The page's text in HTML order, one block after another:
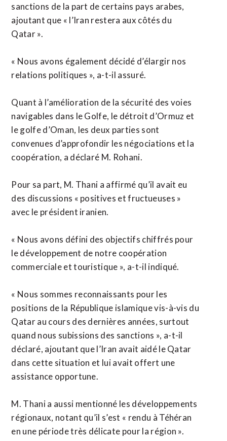
sanctions de la part de certains pays arabes,
ajoutant que « l’Iran restera aux côtés du
Qatar ».
« Nous avons également décidé d’élargir nos
relations politiques », a-t-il assuré.
Quant à l’amélioration de la sécurité des voies
navigables dans le Golfe, le détroit d’Ormuz et
le golfe d’Oman, les deux parties sont
convenues d’approfondir les négociations et la
coopération, a déclaré M. Rohani.
Pour sa part, M. Thani a affirmé qu’il avait eu
des discussions « positives et fructueuses »
avec le président iranien.
« Nous avons défini des objectifs chiffrés pour
le développement de notre coopération
commerciale et touristique », a-t-il indiqué.
« Nous sommes reconnaissants pour les
positions de la République islamique vis-à-vis du
Qatar au cours des dernières années, surtout
quand nous subissions des sanctions », a-t-il
déclaré, ajoutant que l’Iran avait aidé le Qatar
dans cette situation et lui avait offert une
assistance opportune.
M. Thani a aussi mentionné les développements
régionaux, notant qu’il s’est « rendu à Téhéran
en une période très délicate pour la région ».